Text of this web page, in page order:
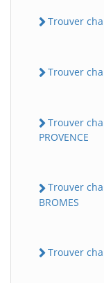
Trouver
Trouver
Trouver
PROVENCE
Trouver
BROMES
Trouver